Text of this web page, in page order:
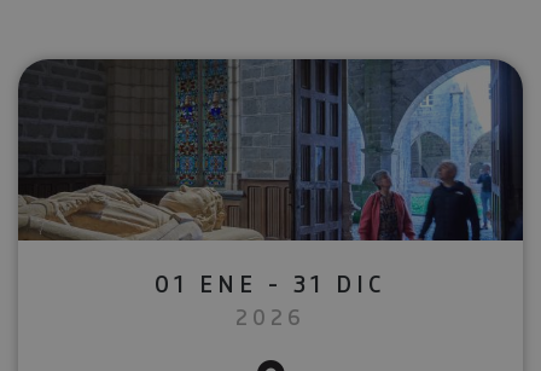
01 ENE - 31 DIC
2026